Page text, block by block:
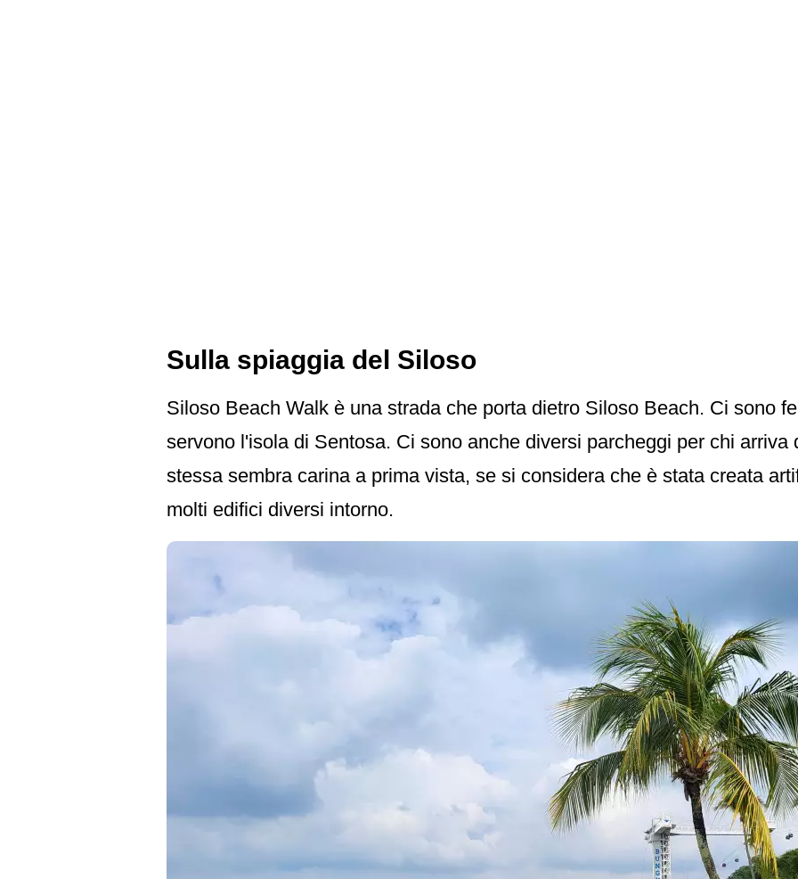
Sulla spiaggia del Siloso
Siloso Beach Walk è una strada che porta dietro Siloso Beach. Ci sono
servono l'isola di Sentosa. Ci sono anche diversi parcheggi per chi
stessa sembra carina a prima vista, se si considera che è stata creata
molti edifici diversi intorno.